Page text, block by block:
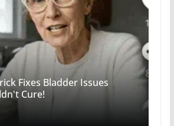
Fixes Bladder Issues
Cure!